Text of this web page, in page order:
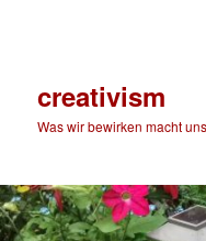
creativism
Was wir bewirken macht